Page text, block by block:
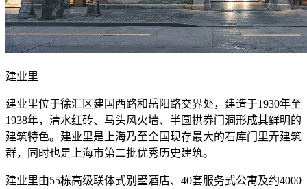
建业里
建业里位于徐汇区建国西路和岳阳路交界处，建造于1930年至
1938年，清水红砖、马头风火墙、半圆拱券门洞形成其鲜明的
建筑特色。建业里是上海乃至全国现存最大的石库门里弄建筑
群，同时也是上海市第二批优秀历史建筑。
建业里由55栋高级联体式别墅酒店、40套服务式公寓及约4000